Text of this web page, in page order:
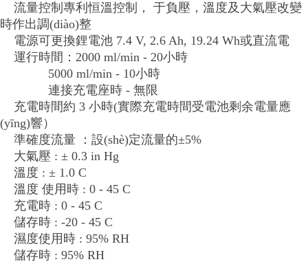
流量控制專利恒溫控制， 于負壓，溫度及大氣壓改變
時作出調(diào)整
電源可更換鋰電池 7.4 V, 2.6 Ah, 19.24 Wh或直流電
運行時間：2000 ml/min - 20小時
5000 ml/min - 10小時
連接充電座時 - 無限
充電時間約 3 小時(實際充電時間受電池剩余電量應
(yīng)響）
準確度流量 ：設(shè)定流量的±5%
大氣壓 : ± 0.3 in Hg
溫度 : ± 1.0 C
溫度 使用時 : 0 - 45 C
充電時 : 0 - 45 C
儲存時 : -20 - 45 C
濕度使用時 : 95% RH
儲存時 : 95% RH